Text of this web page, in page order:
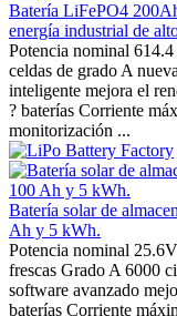
Batería LiFePO4
energía industrial de
Potencia nominal
celdas de grado A
inteligente mejora el
? baterías Corriente
monitorización ...
Batería solar de
Ah y 5 kWh.
Potencia nominal
frescas Grado A 6000
software avanzado
baterías Corriente